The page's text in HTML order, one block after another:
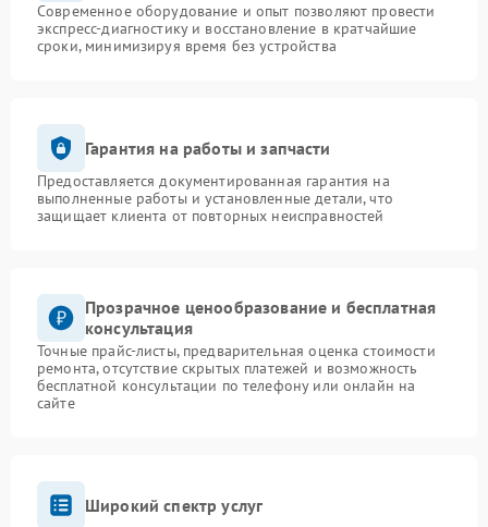
Современное оборудование и опыт позволяют провести
экспресс-диагностику и восстановление в кратчайшие
сроки, минимизируя время без устройства
Гарантия на работы и запчасти
Предоставляется документированная гарантия на
выполненные работы и установленные детали, что
защищает клиента от повторных неисправностей
Прозрачное ценообразование и бесплатная
консультация
Точные прайс-листы, предварительная оценка стоимости
ремонта, отсутствие скрытых платежей и возможность
бесплатной консультации по телефону или онлайн на
сайте
Широкий спектр услуг